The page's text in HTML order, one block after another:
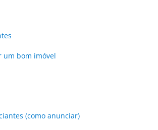
um bom imóvel
(como anunciar)